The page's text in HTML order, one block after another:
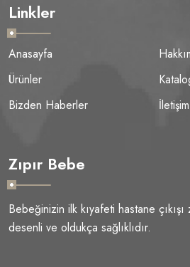
Linkler
Anasayfa
Ürünler
Bizden Haberler
İletişim
Zıpır Bebe
Bebeğinizin ilk kıyafeti hastane çıkışı
desenli ve oldukça sağlıklıdır.